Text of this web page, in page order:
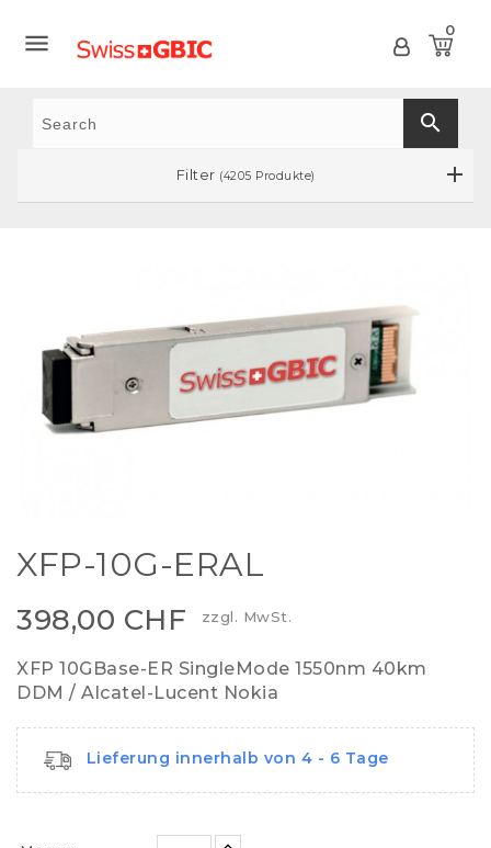
 0
search
Filter (4205 Produkte)
XFP-10G-ERAL
398,00 CHF zzgl. MwSt.
XFP 10GBase-ER SingleMode 1550nm 40km
DDM / Alcatel-Lucent Nokia
Lieferung innerhalb von 4 - 6 Tage